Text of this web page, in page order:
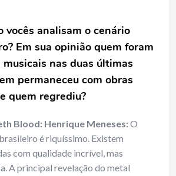
vocês analisam o cenário
Em sua opinião quem foram
musicais nas duas últimas
permaneceu com obras
quem regrediu?
Blood: Henrique Meneses:O
é riquíssimo. Existem
com qualidade incrível, mas
A principal revelação do metal